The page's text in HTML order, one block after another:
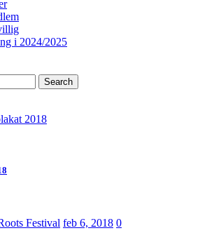
i 2024/2025
Search
2018
Festival feb 6, 2018 0